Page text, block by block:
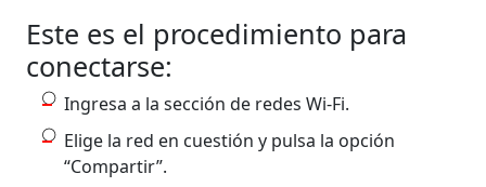
Este es el procedimiento para
conectarse:
Ingresa a la sección de redes Wi‑Fi.
Elige la red en cuestión y pulsa la opción
“Compartir”.